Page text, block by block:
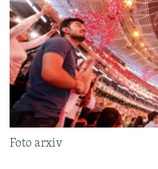
VIDEO
FOTOQALEREYA
İNFOQRAFIKA
KARIKATURA
RADIO ARXIV
OXU ZALI
AZƏRBAYCAN ƏDƏBIYYATI
İSLAM VƏ DEMOKRATIYA
HAQQIMIZDA
MISSIYAMIZ
PEŞƏ ETIKASI VƏ
BIZI IZLƏ
Foto arxiv